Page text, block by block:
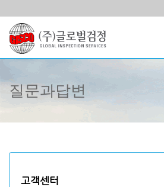
질문과답변
고객센터